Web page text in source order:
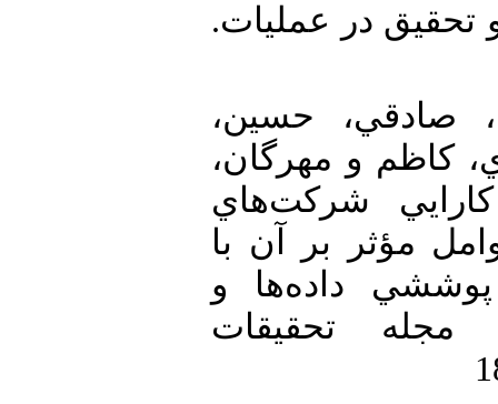
تحقیق در عملیات.
صادقي، حسين،
كاظم و مهرگان،
كارايي شركت‌هاي
مؤثر بر آن با
پوششي داده‌ها و
مجله تحقيقات